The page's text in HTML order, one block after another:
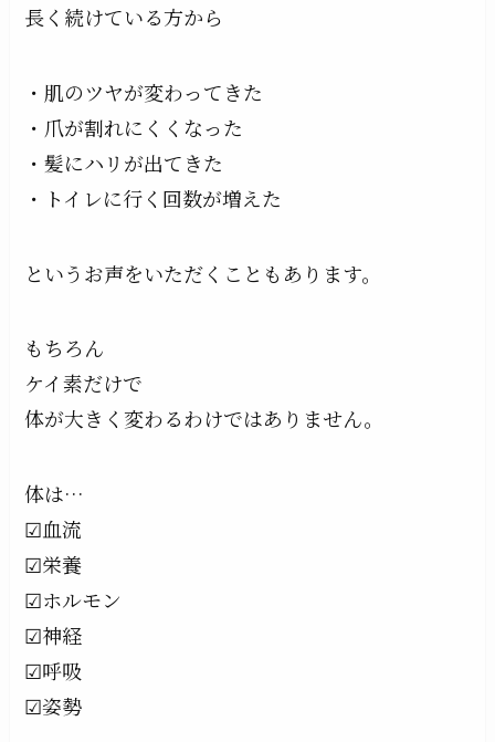
長く続けている方から
・肌のツヤが変わってきた
・爪が割れにくくなった
・髪にハリが出てきた
・トイレに行く回数が増えた
というお声をいただくこともあります。
もちろん
ケイ素だけで
体が大きく変わるわけではありません。
体は…
☑︎血流
☑︎栄養
☑︎ホルモン
☑︎神経
☑︎呼吸
☑︎姿勢